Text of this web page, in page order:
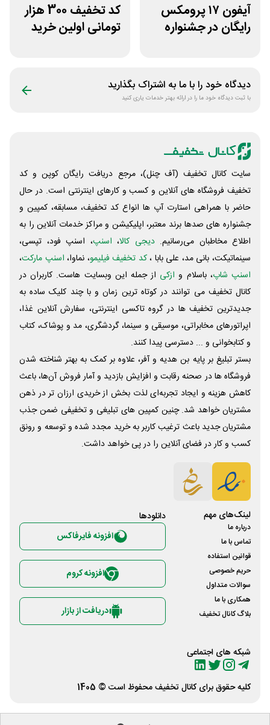
آیفون ۱۷ پرومکس
رایگان در جشنواره
کد تخفیف 300 هزار
تومانی اولین خرید
دیدگاه خود را با ما به اشتراک بگذارید
با ثبت دیدگاه خود ما را در ارائه بهتر خدمات یاری کنید
سایت کانال تخفیف (آف چنل)، مرجع دریافت رایگان کوپن و کد
تخفیف فروشگاه های آنلاین و کسب و‌ کارهای اینترنتی است. در حال
حاضر با همراهی استارت آپ ها انواع کد تخفیف، مسابقه، کمپین و
جشنواره های صدها برند معتبر، اپلیکیشن و مراکز خدمات آنلاین را به
اطلاع مخاطبان می‌رسانیم. دیجی کالا، اسنپ، اسنپ فود، تپسی،
سینماتیکت، بانی مد، علی‌ بابا ،کد تخفیف فیلیمو، نماوا، اسنپ مارکت،
اسنپ شاپ، باسلام و ازکی از جمله این وبسایت ‌هاست. کاربران در
کانال تخفیف می توانند در کوتاه ترین زمان و با چند کلیک ساده به
جدیدترین تخفیف ها در گروه تاکسی اینترنتی، سفارش آنلاین غذا،
اپراتورهای مخابراتی، موسیقی و سینما، گردشگری، مد و پوشاک، کتاب
و کتابخوانی و ... دسترسی پیدا کنند.
بستر تبلیغ بر پایه بن هدیه و آفر، علاوه بر کمک به بهتر شناخته شدن
فروشگاه ها در صحنه رقابت و افزایش بازدید و آمار فروش آن‌ها، باعث
کاهش هزینه و ایجاد تجربه‌ای لذت بخش از خریدی ارزان تر در ذهن
مشتریان خواهد شد. چنین کمپین های تبلیغی و تخفیفی ضمن جذب
مشتریان جدید باعث ترغیب کاربر به خرید مجدد شده و توسعه و رونق
کسب و کار در فضای آنلاین را در پی خواهد داشت.
لینک‌های مهم
درباره ما
تماس با ما
قوانین استفاده
حریم خصوصی
سوالات متداول
همکاری با ما
بلاگ کانال تخفیف
شبکه های اجتماعی
دانلود‌ها
افزونه فایرفاکس
افزونه کروم
دریافت از بازار
کلیه حقوق برای کانال تخفیفمحفوظ است © 1405